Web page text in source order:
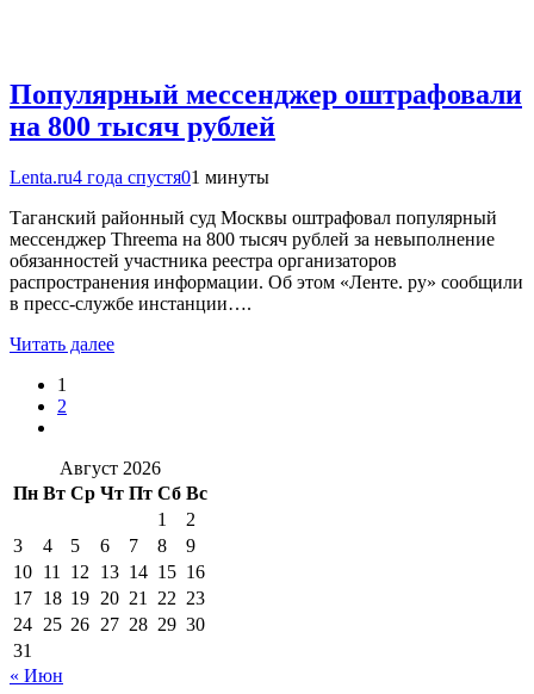
Популярный мессенджер оштрафовали
на 800 тысяч рублей
Lenta.ru4 года спустя01 минуты
Таганский районный суд Москвы оштрафовал популярный
мессенджер Threema на 800 тысяч рублей за невыполнение
обязанностей участника реестра организаторов
распространения информации. Об этом «Ленте. ру» сообщили
в пресс-службе инстанции….
Читать далее
1
2
Август 2026
Пн Вт Ср Чт Пт Сб Вс
1
2
3
4 5 6 7 8
9
10 11 12 13 14 15 16
17 18 19 20 21 22 23
24 25 26 27 28 29 30
31
« Июн